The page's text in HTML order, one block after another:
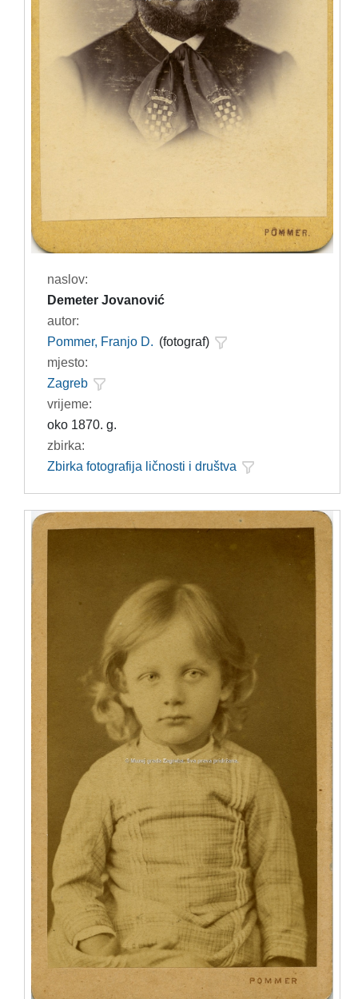
naslov:
Demeter Jovanović
autor:
Pommer, Franjo D. (fotograf)
mjesto:
Zagreb
vrijeme:
oko 1870. g.
zbirka:
Zbirka fotografija ličnosti i društva